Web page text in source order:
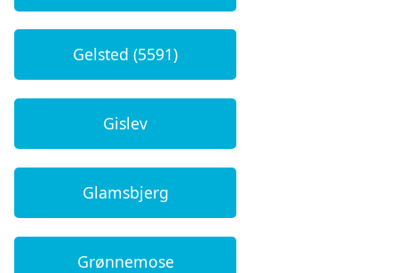
Gelsted (5591)
Gislev
Glamsbjerg
Grønnemose